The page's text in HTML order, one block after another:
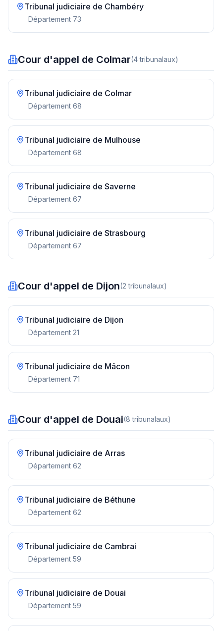
Tribunal judiciaire de Chambéry
Département 73
Cour d'appel de Colmar(4tribunalaux)
Tribunal judiciaire de Colmar
Département 68
Tribunal judiciaire de Mulhouse
Département 68
Tribunal judiciaire de Saverne
Département 67
Tribunal judiciaire de Strasbourg
Département 67
Cour d'appel de Dijon(2 tribunalaux)
Tribunal judiciaire de Dijon
Département 21
Tribunal judiciaire de Mâcon
Département 71
Cour d'appel de Douai(8 tribunalaux)
Tribunal judiciaire de Arras
Département 62
Tribunal judiciaire de Béthune
Département 62
Tribunal judiciaire de Cambrai
Département 59
Tribunal judiciaire de Douai
Département 59